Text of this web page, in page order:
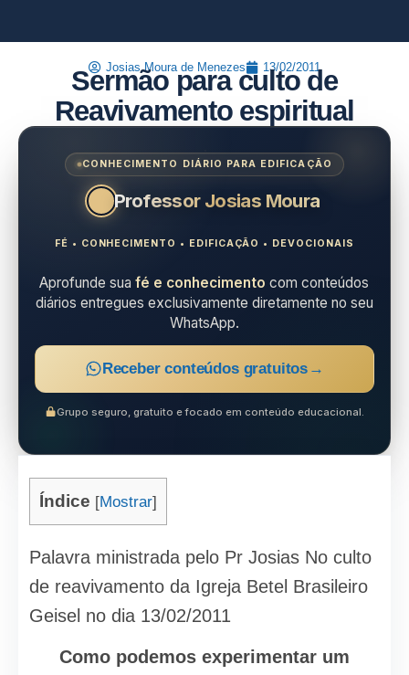
Josias Moura de Menezes 13/02/2011
Sermão para culto de
Reavivamento espiritual
CONHECIMENTO DIÁRIO PARA EDIFICAÇÃO
Professor Josias Moura
FÉ • CONHECIMENTO • EDIFICAÇÃO • DEVOCIONAIS
Aprofunde suafé e conhecimento com conteúdos
diários entregues exclusivamente diretamente no seu
WhatsApp.
Receber conteúdos gratuitos →
Grupo seguro, gratuito e focado em conteúdo educacional.
Índice [Mostrar]
Palavra ministrada pelo Pr Josias No culto
de reavivamento da Igreja Betel Brasileiro
Geisel no dia 13/02/2011
Como podemos experimentar um